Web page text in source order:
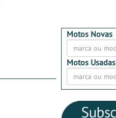
Motos Novas
Motos Usadas